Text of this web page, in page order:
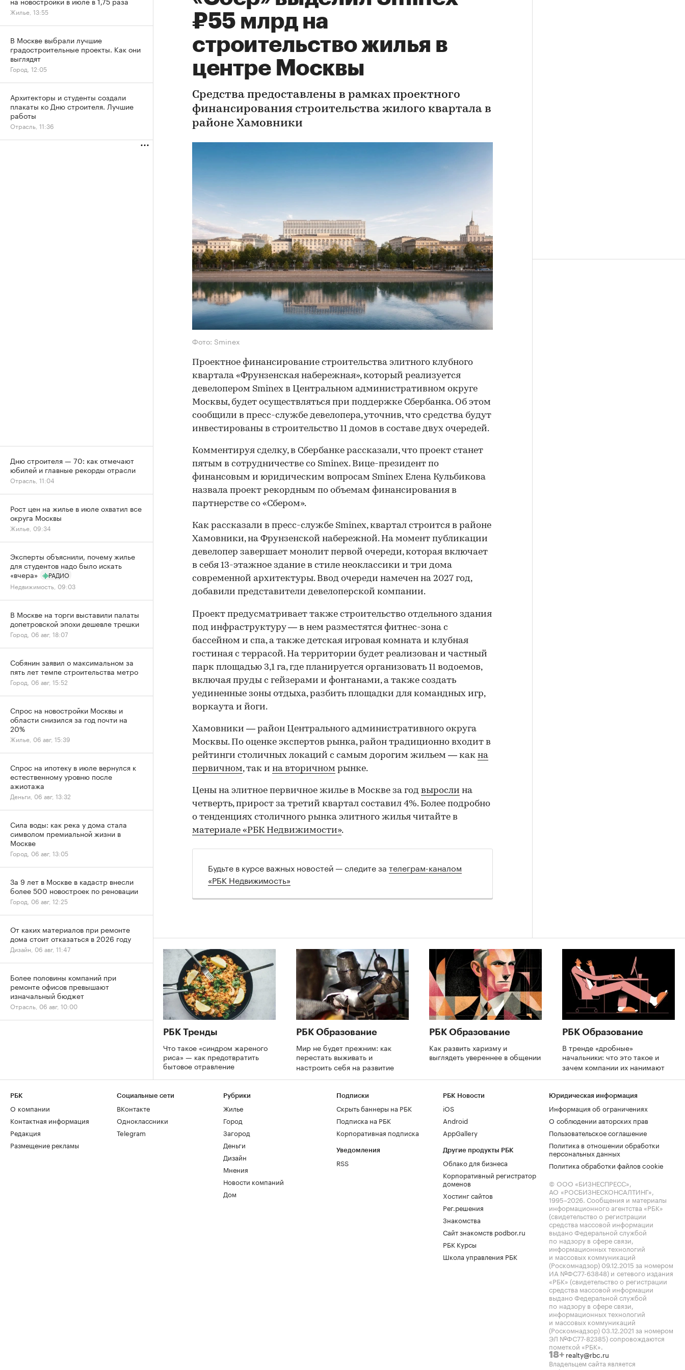
₽55 млрд на
строительство жилья в
центре Москвы
Средства предоставлены в рамках проектного
финансирования строительства жилого квартала в
районе Хамовники
Фото: Sminex
Проектное финансирование строительства элитного клубного
квартала «Фрунзенская набережная», который реализуется
девелопером Sminex в Центральном административном округе
Москвы, будет осуществляться при поддержке Сбербанка. Об этом
сообщили в пресс-службе девелопера, уточнив, что средства будут
инвестированы в строительство 11 домов в составе двух очередей.
Комментируя сделку, в Сбербанке рассказали, что проект станет
пятым в сотрудничестве со Sminex. Вице-президент по
финансовым и юридическим вопросам Sminex Елена Кульбикова
назвала проект рекордным по объемам финансирования в
партнерстве со «Сбером».
Как рассказали в пресс-службе Sminex, квартал строится в районе
Хамовники, на Фрунзенской набережной. На момент публикации
девелопер завершает монолит первой очереди, которая включает
в себя 13-этажное здание в стиле неоклассики и три дома
современной архитектуры. Ввод очереди намечен на 2027 год,
добавили представители девелоперской компании.
Проект предусматривает также строительство отдельного здания
под инфраструктуру — в нем разместятся фитнес-зона с
бассейном и спа, а также детская игровая комната и клубная
гостиная с террасой. На территории будет реализован и частный
парк площадью 3,1 га, где планируется организовать 11 водоемов,
включая пруды с гейзерами и фонтанами, а также создать
уединенные зоны отдыха, разбить площадки для командных игр,
воркаута и йоги.
Хамовники — район Центрального административного округа
Москвы. По оценке экспертов рынка, район традиционно входит в
рейтинги столичных локаций с самым дорогим жильем — как на
первичном, так и на вторичном рынке.
Цены на элитное первичное жилье в Москве за год выросли на
четверть, прирост за третий квартал составил 4%. Более подробно
о тенденциях столичного рынка элитного жилья читайте в
материале «РБК Недвижимости».
Будьте в курсе важных новостей — следите за телеграм-каналом
«РБК Недвижимость»
РБК Тренды
Что такое «синдром жареного
риса» — как предотвратить
бытовое отравление
РБК Образование
Мир не будет прежним: как
перестать выживать и
настроить себя на развитие
РБК Образование
Как развить харизму и
выглядеть увереннее в общении
РБК Образование
В тренде «дробные»
начальники: что это такое и
зачем компании их нанимают
Жилье, 13:55
В Москве выбрали лучшие
градостроительные проекты. Как они
выглядят
Город, 12:05
Архитекторы и студенты создали
плакаты ко Дню строителя. Лучшие
работы
Отрасль, 11:36
Дню строителя — 70: как отмечают
юбилей и главные рекорды отрасли
Отрасль, 11:04
Рост цен на жилье в июле охватил все
округа Москвы
Жилье, 09:34
Эксперты объяснили, почему жилье
для студентов надо было искать
«вчера»
РАДИО
Недвижимость, 09:03
В Москве на торги выставили палаты
допетровской эпохи дешевле трешки
Город, 06 авг, 18:07
Собянин заявил о максимальном за
пять лет темпе строительства метро
Город, 06 авг, 15:52
Спрос на новостройки Москвы и
области снизился за год почти на
20%
Жилье, 06 авг, 15:39
Спрос на ипотеку в июле вернулся к
естественному уровню после
ажиотажа
Деньги, 06 авг, 13:32
Сила воды: как река у дома стала
символом премиальной жизни в
Москве
Город, 06 авг, 13:05
За 9 лет в Москве в кадастр внесли
более 500 новостроек по реновации
Город, 06 авг, 12:25
От каких материалов при ремонте
дома стоит отказаться в 2026 году
Дизайн, 06 авг, 11:47
Более половины компаний при
ремонте офисов превышают
изначальный бюджет
Отрасль, 06 авг, 10:00
РБК
О компании
Контактная информация
Редакция
Размещение рекламы
Социальные сети
ВКонтакте
Одноклассники
Telegram
Рубрики
Жилье
Город
Загород
Деньги
Дизайн
Мнения
Новости компаний
Дом
Подписки
Скрыть баннеры на РБК
Подписка на РБК
Корпоративная подписка
Уведомления
RSS
РБК Новости
iOS
Android
AppGallery
Другие продукты РБК
Облако для бизнеса
Корпоративный регистратор
доменов
Хостинг сайтов
Рег.решения
Знакомства
Сайт знакомств podbor.ru
РБК Курсы
Школа управления РБК
Юридическая информация
Информация об ограничениях
О соблюдении авторских прав
Пользовательское соглашение
Политика в отношении обработки
персональных данных
Политика обработки файлов cookie
© ООО «БИЗНЕСПРЕСС»,
АО «РОСБИЗНЕСКОНСАЛТИНГ»,
1995–2026. Сообщения и материалы
информационного агентства «РБК»
(свидетельство о регистрации
средства массовой информации
выдано Федеральной службой
по надзору в сфере связи,
информационных технологий
и массовых коммуникаций
(Роскомнадзор) 09.12.2015 за номером
ИА №ФС77-63848) и сетевого издания
«РБК» (свидетельство о регистрации
средства массовой информации
выдано Федеральной службой
по надзору в сфере связи,
информационных технологий
и массовых коммуникаций
(Роскомнадзор) 03.12.2021 за номером
ЭЛ №ФС77-82385) сопровождаются
пометкой «РБК».
18+ realty@rbc.ru
Владельцем сайта является